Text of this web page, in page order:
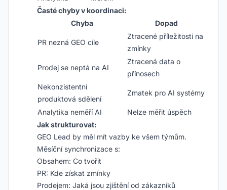
Časté chyby v koordinaci:
Chyba
Dopad
PR nezná GEO cíle
Ztracené příležitosti na
zmínky
Prodej se neptá na AI
Ztracená data o
přínosech
Nekonzistentní
produktová sdělení
Zmatek pro AI systémy
Analytika neměří AI
Nelze měřit úspěch
Jak strukturovat:
GEO Lead by měl mít vazby ke všem týmům.
Měsíční synchronizace s:
Obsahem: Co tvořit
PR: Kde získat zmínky
Prodejem: Jaká jsou zjištění od zákazníků